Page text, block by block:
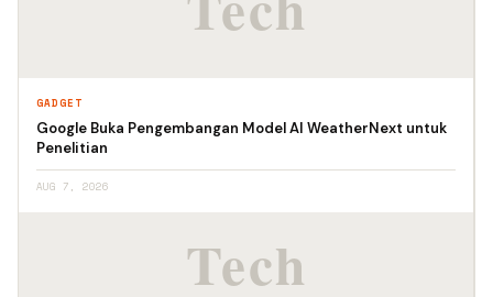
GADGET
Google Buka Pengembangan Model AI WeatherNext untuk
Penelitian
AUG 7, 2026